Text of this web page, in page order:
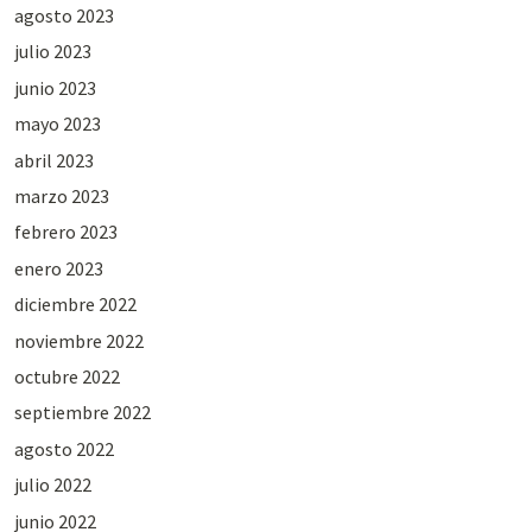
agosto 2023
julio 2023
junio 2023
mayo 2023
abril 2023
marzo 2023
febrero 2023
enero 2023
diciembre 2022
noviembre 2022
octubre 2022
septiembre 2022
agosto 2022
julio 2022
junio 2022